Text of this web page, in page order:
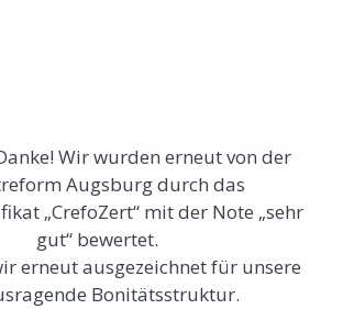
Wir wurden erneut von der
Augsburg durch das
„CrefoZert“ mit der Note „sehr
gut“ bewertet.
erneut ausgezeichnet für unsere
Bonitätsstruktur.